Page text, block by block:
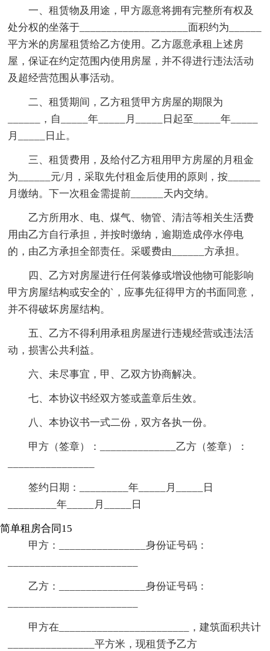
一、租赁物及用途，甲方愿意将拥有完整所有权及
处分权的坐落于____________________面积约为______
平方米的房屋租赁给乙方使用。乙方愿意承租上述房
屋，保证在约定范围内使用房屋，并不得进行违法活动
及超经营范围从事活动。
二、租赁期间，乙方租赁甲方房屋的期限为
______，自_____年_____月_____日起至_____年_____
月_____日止。
三、租赁费用，及给付乙方租用甲方房屋的月租金
为______元/月，采取先付租金后使用的原则，按______
月缴纳。下一次租金需提前______天内交纳。
乙方所用水、电、煤气、物管、清洁等相关生活费
用由乙方自行承担，并按时缴纳，逾期造成停水停电
的，由乙方承担全部责任。采暖费由______方承担。
四、乙方对房屋进行任何装修或增设他物可能影响
甲方房屋结构或安全的`，应事先征得甲方的书面同意，
并不得破坏房屋结构。
五、乙方不得利用承租房屋进行违规经营或违法活
动，损害公共利益。
六、未尽事宜，甲、乙双方协商解决。
七、本协议书经双方签或盖章后生效。
八、本协议书一式二份，双方各执一份。
甲方（签章）：______________乙方（签章）：
签约日期：_________年_____月_____日
_________年_____月_____日
简单租房合同15
甲方：________________身份证号码：
乙方：________________身份证号码：
甲方在________________________，建筑面积共计
________________平方米，现租赁予乙方